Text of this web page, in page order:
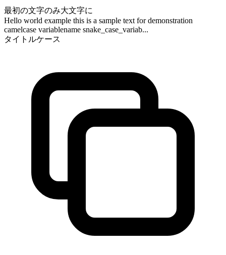
最初の文字のみ大文字に
Hello world example this is a sample text for demonstration
camelcase variablename snake_case_variab...
タイトルケース